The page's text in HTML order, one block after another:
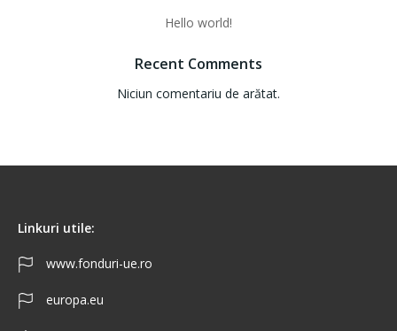
Hello world!
Recent Comments
Niciun comentariu de arătat.
Linkuri utile:
www.fonduri-ue.ro
europa.eu